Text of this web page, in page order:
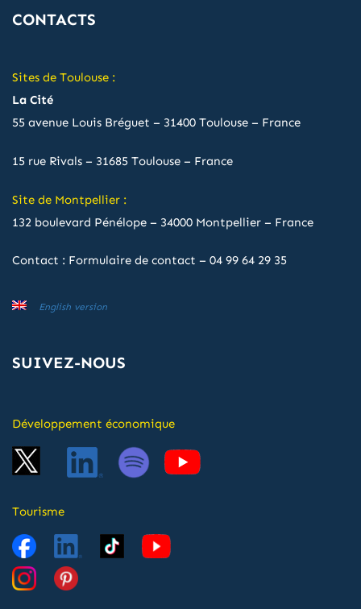
CONTACTS
Sites de Toulouse :
La Cité
55 avenue Louis Bréguet – 31400 Toulouse – France
15 rue Rivals – 31685 Toulouse – France
Site de Montpellier :
132 boulevard Pénélope – 34000 Montpellier – France
Contact : Formulaire de contact – 04 99 64 29 35
English version
SUIVEZ-NOUS
Développement économique
Tourisme